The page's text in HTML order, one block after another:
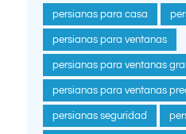
persianas para casa
persianas para ventanas
persianas para ventanas
persianas para ventanas
persianas seguridad